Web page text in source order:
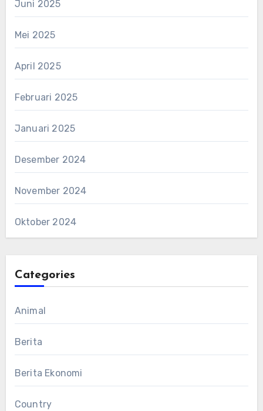
Juni 2025
Mei 2025
April 2025
Februari 2025
Januari 2025
Desember 2024
November 2024
Oktober 2024
Categories
Animal
Berita
Berita Ekonomi
Country